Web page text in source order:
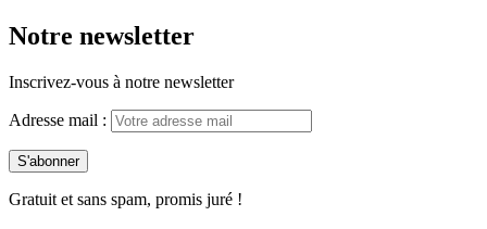
Notre newsletter
Inscrivez-vous à notre newsletter
Adresse mail :
Gratuit et sans spam, promis juré !